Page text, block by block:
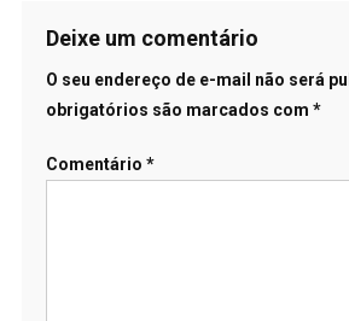
Deixe um comentário
O seu endereço de e-mail não será
obrigatórios são marcados com *
Comentário *